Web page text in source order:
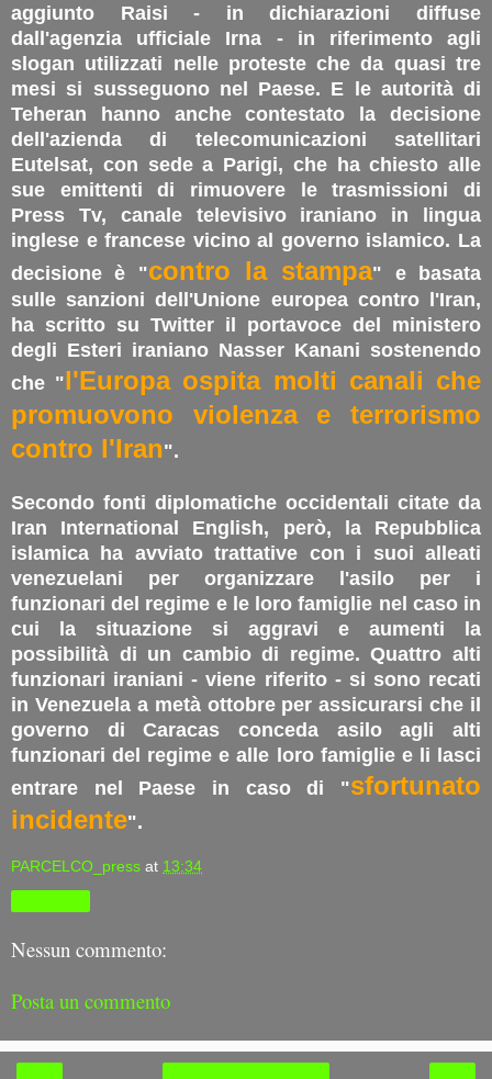
aggiunto Raisi - in dichiarazioni diffuse
dall'agenzia ufficiale Irna - in riferimento agli
slogan utilizzati nelle proteste che da quasi tre
mesi si susseguono nel Paese. E le autorità di
Teheran hanno anche contestato la decisione
dell'azienda di telecomunicazioni satellitari
Eutelsat, con sede a Parigi, che ha chiesto alle
sue emittenti di rimuovere le trasmissioni di
Press Tv, canale televisivo iraniano in lingua
inglese e francese vicino al governo islamico. La
decisione è "contro la stampa" e basata
sulle sanzioni dell'Unione europea contro l'Iran,
ha scritto su Twitter il portavoce del ministero
degli Esteri iraniano Nasser Kanani sostenendo
che "l'Europa ospita molti canali che
promuovono violenza e terrorismo
contro l'Iran".
Secondo fonti diplomatiche occidentali citate da
Iran International English, però, la Repubblica
islamica ha avviato trattative con i suoi alleati
venezuelani per organizzare l'asilo per i
funzionari del regime e le loro famiglie nel caso in
cui la situazione si aggravi e aumenti la
possibilità di un cambio di regime. Quattro alti
funzionari iraniani - viene riferito - si sono recati
in Venezuela a metà ottobre per assicurarsi che il
governo di Caracas conceda asilo agli alti
funzionari del regime e alle loro famiglie e li lasci
entrare nel Paese in caso di "sfortunato
incidente".
PARCELCO_press at 13:34
Nessun commento:
Posta un commento